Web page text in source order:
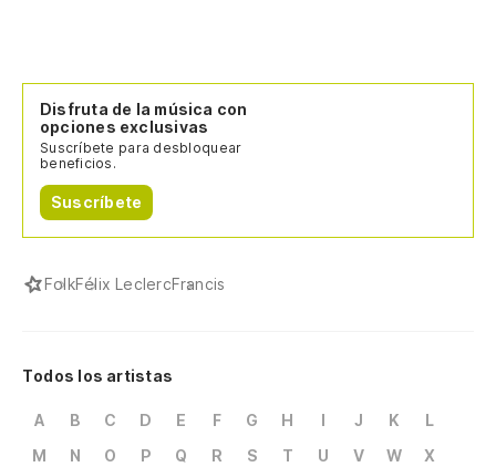
Disfruta de la música con
opciones exclusivas
Suscríbete para desbloquear
beneficios.
Suscríbete
FolkFélix LeclercFrancis
Todos los artistas
A B C D E F G H I J K
L
M
N O P Q R S T U V W
X